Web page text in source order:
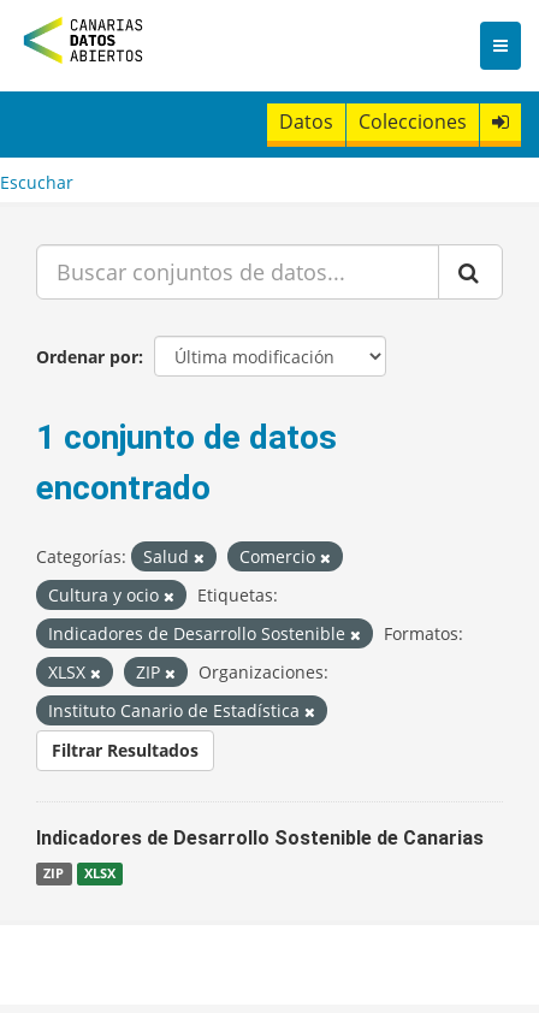
n
t
Datos Colecciones
Escuchar
Ordenar por
1 conjunto de datos
encontrado
Categorías: Salud
Comercio
Cultura y ocio
Etiquetas:
Indicadores de Desarrollo Sostenible
Formatos:
XLSX
ZIP
Organizaciones:
Instituto Canario de Estadística
Filtrar Resultados
Indicadores de Desarrollo Sostenible de Canarias
ZIP XLSX